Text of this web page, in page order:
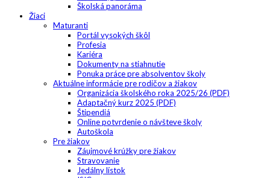
Školská panoráma
Žiaci
Maturanti
Portál vysokých škôl
Profesia
Kariéra
Dokumenty na stiahnutie
Ponuka práce pre absolventov školy
Aktuálne informácie pre rodičov a žiakov
Organizácia školského roka 2025/26 (PDF)
Adaptačný kurz 2025 (PDF)
Štipendiá
Online potvrdenie o návšteve školy
Autoškola
Pre žiakov
Záujmové krúžky pre žiakov
Stravovanie
Jedálny lístok